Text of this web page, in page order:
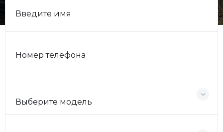
Введите имя
Номер телефона
Выберите модель